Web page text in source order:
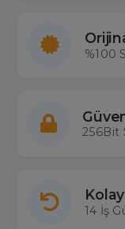
%100
256Bit
14 İş